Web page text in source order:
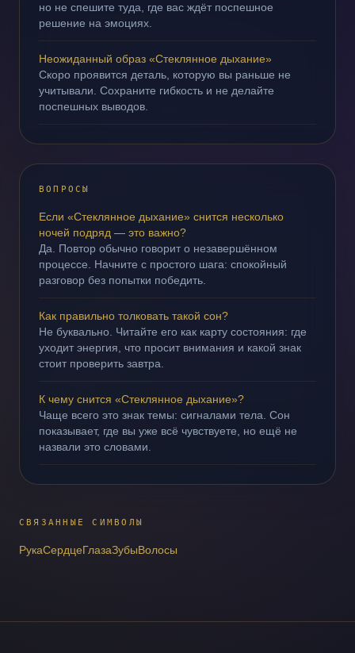
но не спешите туда, где вас ждёт поспешное
решение на эмоциях.
Неожиданный образ «Стеклянное дыхание»
Скоро проявится деталь, которую вы раньше не
учитывали. Сохраните гибкость и не делайте
поспешных выводов.
ВОПРОСЫ
Если «Стеклянное дыхание» снится несколько
ночей подряд — это важно?
Да. Повтор обычно говорит о незавершённом
процессе. Начните с простого шага: спокойный
разговор без попытки победить.
Как правильно толковать такой сон?
Не буквально. Читайте его как карту состояния: где
уходит энергия, что просит внимания и какой знак
стоит проверить завтра.
К чему снится «Стеклянное дыхание»?
Чаще всего это знак темы: сигналами тела. Сон
показывает, где вы уже всё чувствуете, но ещё не
назвали это словами.
СВЯЗАННЫЕ СИМВОЛЫ
РукаСердцеГлазаЗубыВолосы